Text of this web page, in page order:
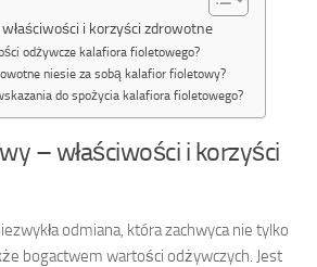
i korzyści zdrowotne
odżywcze kalafiora fioletowego?
niesie za sobą kalafior fioletowy?
do spożycia kalafiora fioletowego?
– właściwości i korzyści
odmiana, która zachwyca nie tylko
bogactwem wartości odżywczych. Jest